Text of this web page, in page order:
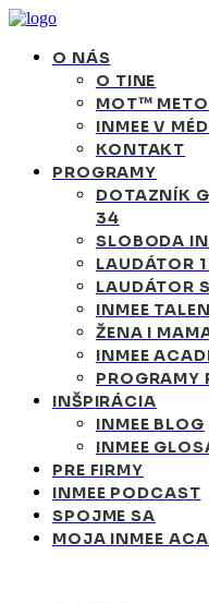
O NÁS
O TINE
MOT™
INMEE V
KONTAKT
PROGRAMY
DOTAZNÍK
34
SLOBODA
LAUDÁTOR
LAUDÁTOR
INMEE
ŽENA I
INMEE
PROGRAMY
INŠPIRÁCIA
INMEE BLOG
INMEE
PRE FIRMY
INMEE PODCAST
SPOJME SA
MOJA INMEE